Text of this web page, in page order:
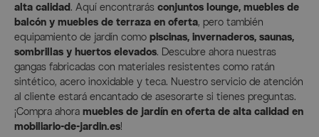
alta calidad. Aquí encontrarás conjuntos lounge, muebles de
balcón y muebles de terraza en oferta, pero también
equipamiento de jardín como piscinas, invernaderos, saunas,
sombrillas y huertos elevados. Descubre ahora nuestras
gangas fabricadas con materiales resistentes como ratán
sintético, acero inoxidable y teca. Nuestro servicio de atención
al cliente estará encantado de asesorarte si tienes preguntas.
¡Compra ahora muebles de jardín en oferta de alta calidad en
mobiliario-de-jardin.es!